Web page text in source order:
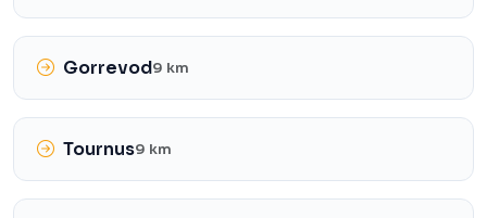
Gorrevod9 km
Tournus9 km